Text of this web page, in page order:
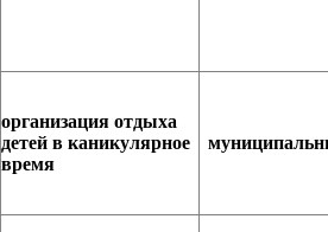
организация отдыха
детей в каникулярное
время